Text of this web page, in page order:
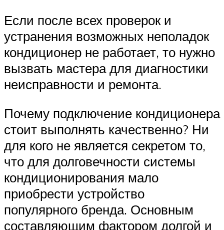
Если после всех проверок и
устранения возможных неполадок
кондиционер не работает, то нужно
вызвать мастера для диагностики
неисправности и ремонта.
Почему подключение кондиционера
стоит выполнять качественно? Ни
для кого не является секретом то,
что для долговечности системы
кондиционирования мало
приобрести устройство
популярного бренда. Основным
составляющим фактором долгой и